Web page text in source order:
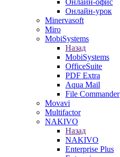
Онлайн-офис
Онлайн-урок
Minervasoft
Miro
MobiSystems
Назад
MobiSystems
OfficeSuite
PDF Extra
Aqua Mail
File Commander
Movavi
Multifactor
NAKIVO
Назад
NAKIVO
Enterprise Plus